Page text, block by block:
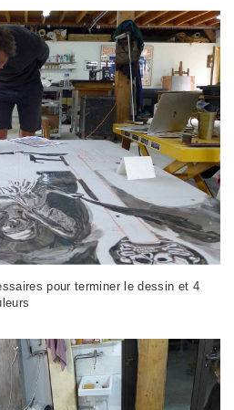
pour terminer le dessin et 4